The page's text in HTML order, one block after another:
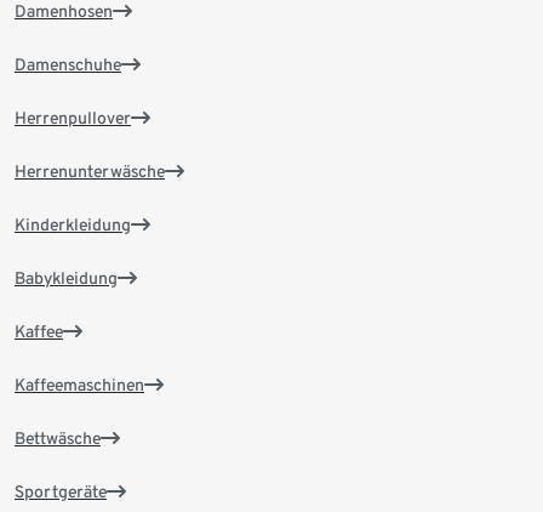
Damenhosen
Damenschuhe
Herrenpullover
Herrenunterwäsche
Kinderkleidung
Babykleidung
Kaffee
Kaffeemaschinen
Bettwäsche
Sportgeräte